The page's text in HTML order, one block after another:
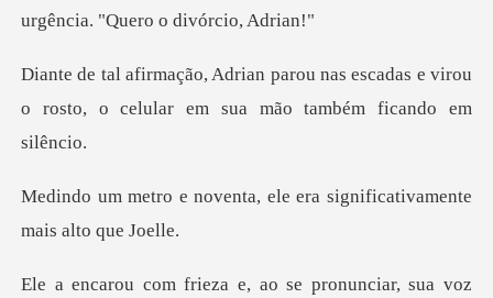
Baixar App
urgên
nas escadas e virou
o rosto, o celular
a, ele era significativam